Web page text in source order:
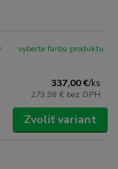
337,00 €/ks
273,98 € bez DPH
vyberte farbu produktu
Zvoliť variant